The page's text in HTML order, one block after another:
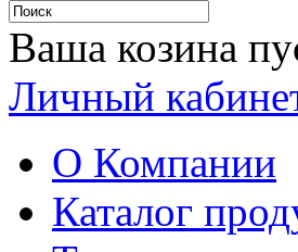
Ваша козина
Личный
О Компании
Каталог